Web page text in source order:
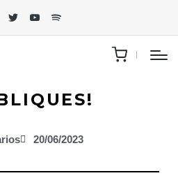
20/06/2023